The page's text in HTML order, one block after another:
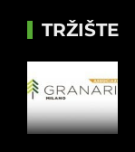
TRŽIŠTE